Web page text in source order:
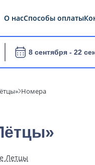
О насСпособы оплаты
8 сентября - 22
Номера
Летцы